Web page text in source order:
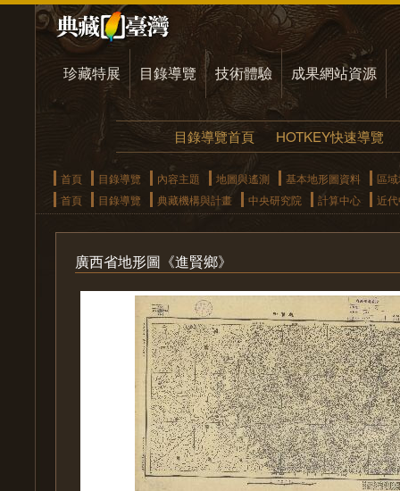
珍藏特展 目錄導覽 技術體驗 成果網站資源
目錄導覽首頁 HOTKEY快速導覽
首頁 目錄導覽 內容主題 地圖與遙測 基本地形圖資料
區
首頁
目錄導覽 典藏機構與計畫 中央研究院 計算中心 近
廣西省地形圖《進賢鄉》